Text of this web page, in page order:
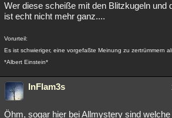
Wer diese scheiße mit den Blitzkugeln und
ist echt nicht mehr ganz....
Vorurteil:
Es ist schwieriger, eine vorgefaßte Meinung zu zertrümmern
*Albert Einstein*
InFlam3s
Öhm, sogar hier bei Allmystery sind